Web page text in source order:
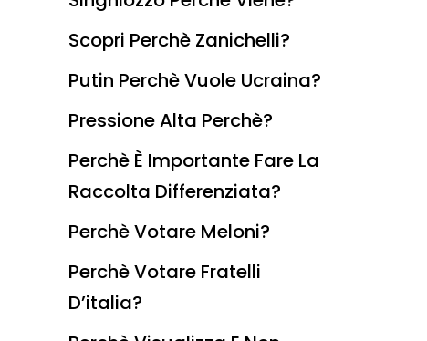
Scopri Perchè Zanichelli?
Putin Perchè Vuole Ucraina?
Pressione Alta Perchè?
Perchè È Importante Fare La
Raccolta Differenziata?
Perchè Votare Meloni?
Perchè Votare Fratelli
D’italia?